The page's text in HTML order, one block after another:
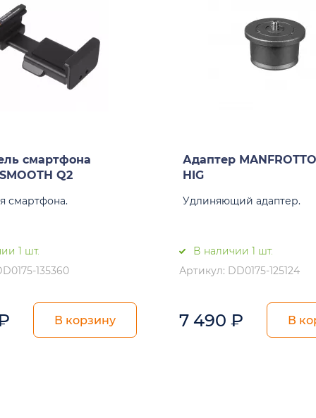
смартфона
Q2
смартфона.
1 шт.
135360
В корзину
Адаптер
HIG
Удлиняющий адаптер.
В наличии 1 шт.
Артикул: DD0175-125124
7 490 ₽ В